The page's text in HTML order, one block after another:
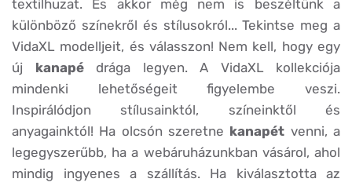
textilhuzat. És akkor még nem is beszéltünk a
különböző színekről és stílusokról... Tekintse meg a
VidaXL modelljeit, és válasszon! Nem kell, hogy egy
új kanapédrága legyen. A VidaXL kollekciója
mindenki lehetőségeit figyelembe veszi.
Inspirálódjon stílusainktól, színeinktől és
anyagainktól! Ha olcsón szeretne kanapét venni, a
legegyszerűbb, ha a webáruházunkban vásárol, ahol
mindig ingyenes a szállítás. Ha kiválasztotta az